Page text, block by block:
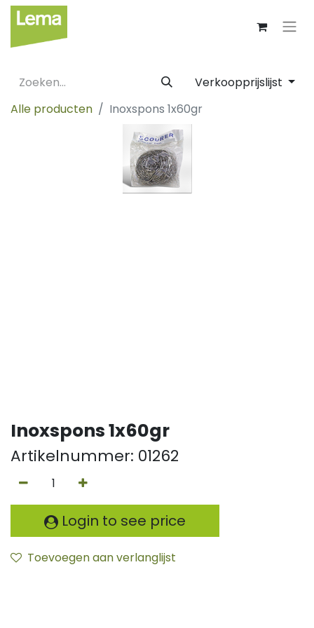
Verkoopprijslijst
Alle producten
Inoxspons 1x60gr
Inoxspons 1x60gr
Artikelnummer: 01262
Login to see price
Toevoegen aan verlanglijst